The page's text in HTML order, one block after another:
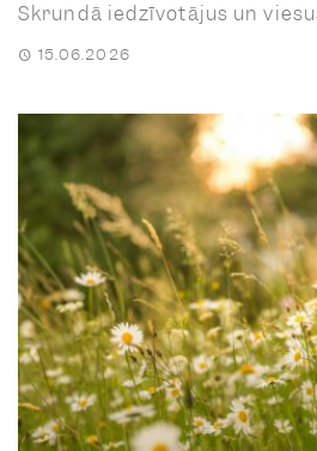
Skrundā iedzīvotājus un
15.06.2026